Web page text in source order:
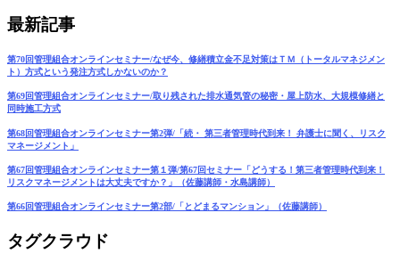
最新記事
第70回管理組合オンラインセミナー/なぜ今、修繕積立金不足対策はＴＭ（トータルマネジメン
ト）方式という発注方式しかないのか？
第69回管理組合オンラインセミナー/取り残された排水通気管の秘密・屋上防水、大規模修繕と
同時施工方式
第68回管理組合オンラインセミナー第2弾/「続・ 第三者管理時代到来！ 弁護士に聞く、リスク
マネージメント」
第67回管理組合オンラインセミナー第１弾/第67回セミナー「どうする！第三者管理時代到来！
リスクマネージメントは大丈夫ですか？」（佐藤講師・水島講師）
第66回管理組合オンラインセミナー第2部/「とどまるマンション」（佐藤講師）
タグクラウド